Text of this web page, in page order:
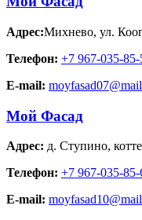
Адрес:Михнево, ул.
Телефон: +7 967-035-85-
E-mail:
Мой Фасад
Адрес: д. Ступино,
Телефон: +7 967-035-85-
E-mail: